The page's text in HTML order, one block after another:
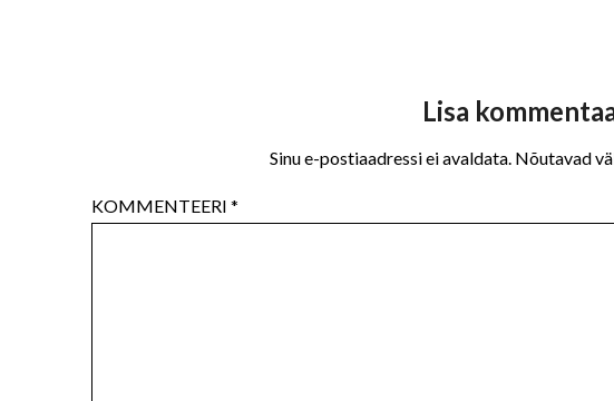
Lisa
Sinu e-postiaadressi ei avaldata. Nõutavad
KOMMENTEERI *